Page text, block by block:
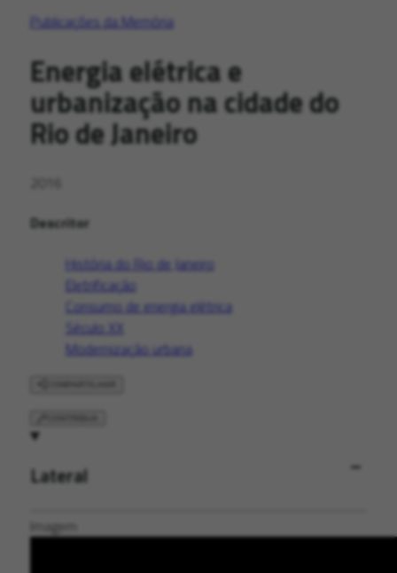
Publicações da Memória
Energia elétrica e
urbanização na cidade do
Rio de Janeiro
Descritor
História do Rio de Janeiro
Eletrificação
Consumo de energia elétrica
Século XX
Modernização urbana
Lateral
Imagem